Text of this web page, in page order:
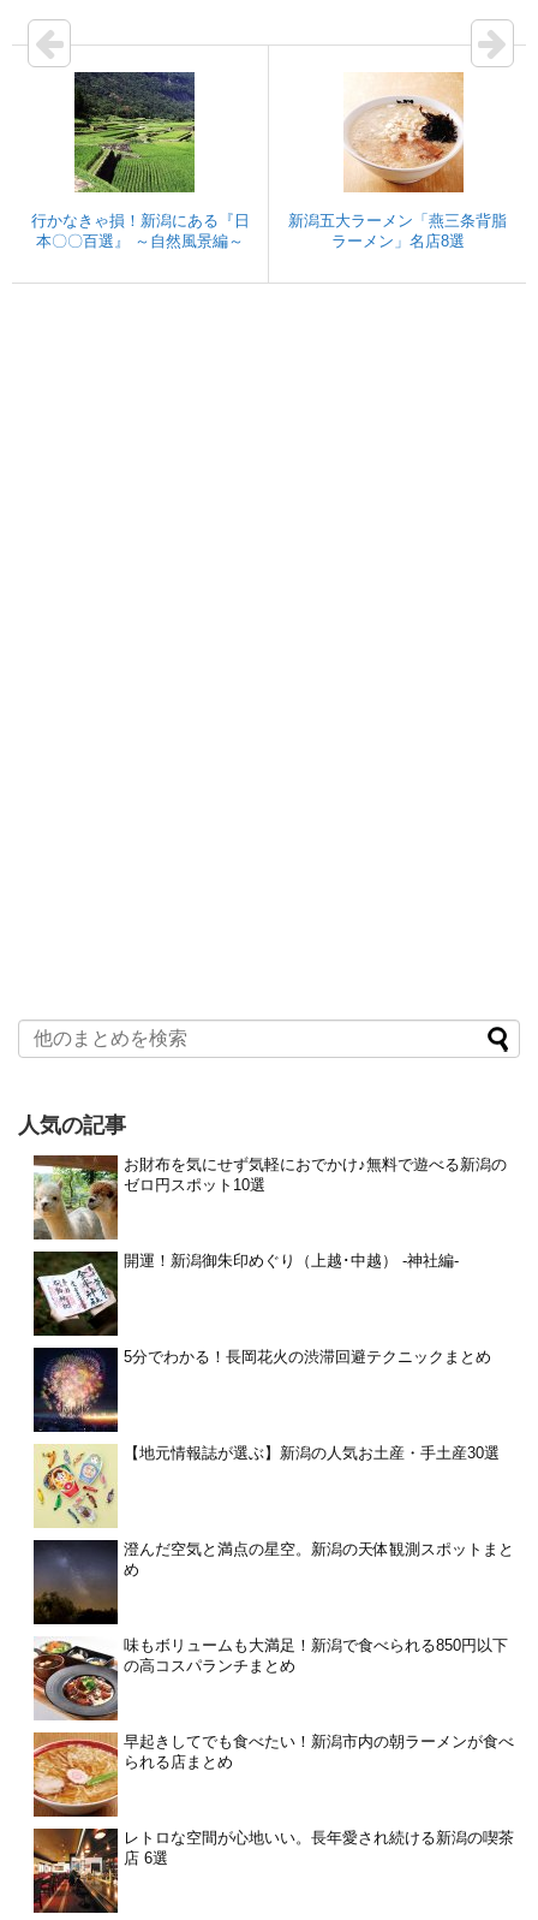
行かなきゃ損！新潟にある『日
本〇〇百選』 ～自然風景編～
新潟五大ラーメン「燕三条背脂
ラーメン」名店8選
人気の記事
お財布を気にせず気軽におでかけ♪無料で遊べる新潟の
ゼロ円スポット10選
開運！新潟御朱印めぐり（上越･中越） -神社編-
5分でわかる！長岡花火の渋滞回避テクニックまとめ
【地元情報誌が選ぶ】新潟の人気お土産・手土産30選
澄んだ空気と満点の星空。新潟の天体観測スポットまと
め
味もボリュームも大満足！新潟で食べられる850円以下
の高コスパランチまとめ
早起きしてでも食べたい！新潟市内の朝ラーメンが食べ
られる店まとめ
レトロな空間が心地いい。長年愛され続ける新潟の喫茶
店 6選